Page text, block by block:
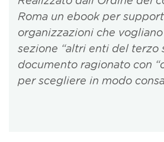
Roma un ebook per
organizzazioni che
sezione “altri enti del terzo
documento ragionato con
per scegliere in modo